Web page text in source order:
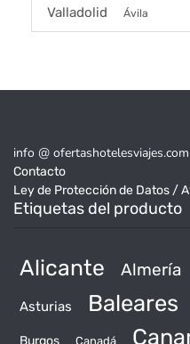
Valladolid Ávila
info @ ofertashotelesviajes.com
Contacto
Ley de Protección de Datos /
Etiquetas del producto
Alicante Almería
Asturias Baleares
Burgos Canadá